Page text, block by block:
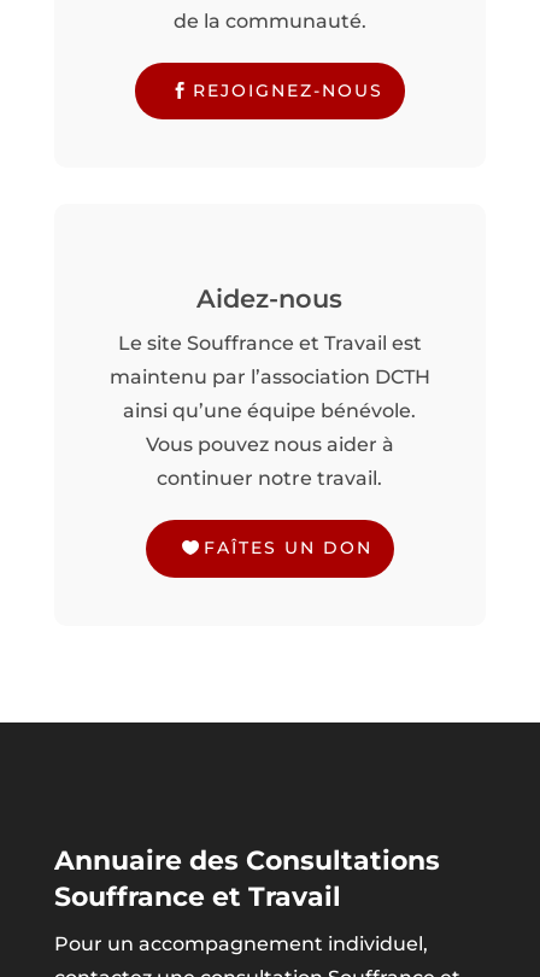
de la communauté.
REJOIGNEZ-NOUS
Aidez-nous
Le site Souffrance et Travail est
maintenu par l’association DCTH
ainsi qu’une équipe bénévole.
Vous pouvez nous aider à
continuer notre travail.
FAÎTES UN DON
Annuaire des Consultations
Souffrance et Travail
Pour un accompagnement individuel,